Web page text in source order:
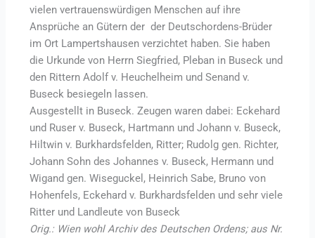
vielen vertrauenswürdigen Menschen auf ihre
Ansprüche an Gütern der der Deutschordens-Brüder
im Ort Lampertshausen verzichtet haben. Sie haben
die Urkunde von Herrn Siegfried, Pleban in Buseck und
den Rittern Adolf v. Heuchelheim und Senand v.
Buseck besiegeln lassen.
Ausgestellt in Buseck. Zeugen waren dabei: Eckehard
und Ruser v. Buseck, Hartmann und Johann v. Buseck,
Hiltwin v. Burkhardsfelden, Ritter; Rudolg gen. Richter,
Johann Sohn des Johannes v. Buseck, Hermann und
Wigand gen. Wiseguckel, Heinrich Sabe, Bruno von
Hohenfels, Eckehard v. Burkhardsfelden und sehr viele
Ritter und Landleute von Buseck
Orig.: Wien wohl Archiv des Deutschen Ordens; aus Nr.